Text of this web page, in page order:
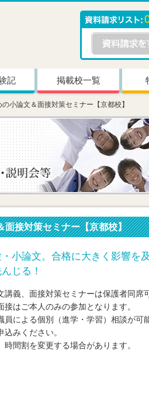
記 掲載校一覧
小論文＆面接対策セミナー【京都校】
面接対策セミナー【京都校】
小論文。合格に大きく影響を
じる！
義、面接対策セミナーは保護者同席
はご本人のみの参加となります。
員による個別（進学・学習）相談が可
込みください。
間割を変更する場合があります。